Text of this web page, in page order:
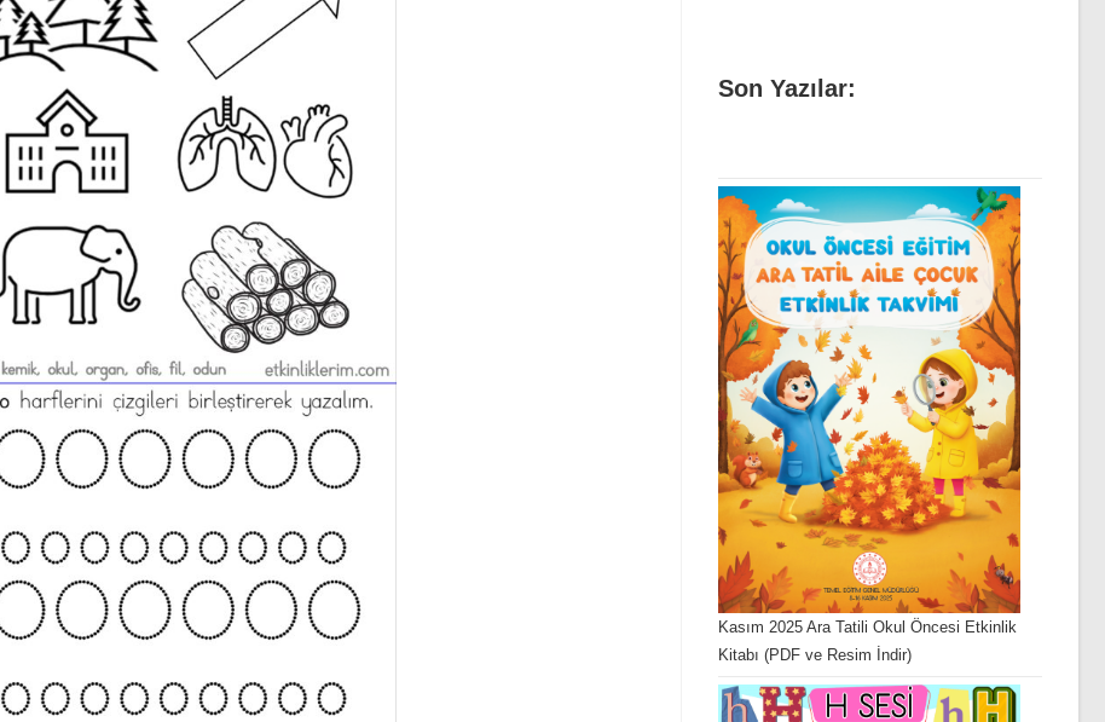
Son Yazılar:
Kasım 2025 Ara Tatili Okul Öncesi Etkinlik
Kitabı (PDF ve Resim İndir)